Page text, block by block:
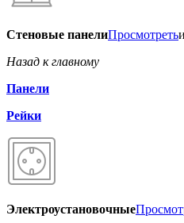
Стеновые панелиПросмотреть
Назад к главному
Панели
Рейки
Электроустановочные